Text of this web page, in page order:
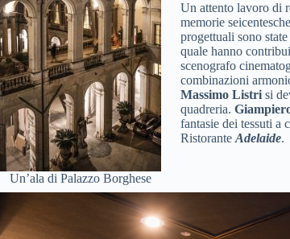
Un’ala di Palazzo Borghese
Un attento lavoro di
memorie
progettuali sono
quale hanno
scenografo
combinazioni
Massimo Listri si
quadreria.
fantasie dei tessuti a
Ristorante Adelaide.